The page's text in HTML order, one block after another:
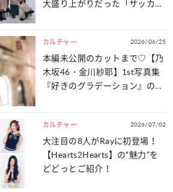
大盛り上がりだった「サッカー
カルチャー 2026/06/25
本編未公開のカットまで♡【乃
木坂46・金川紗耶】1st写真集
『好きのグラデーション』の魅
カルチャー 2026/07/02
大注目の8人がRayに初登場！
【Hearts2Hearts】の“魅力”を
どどっとご紹介！